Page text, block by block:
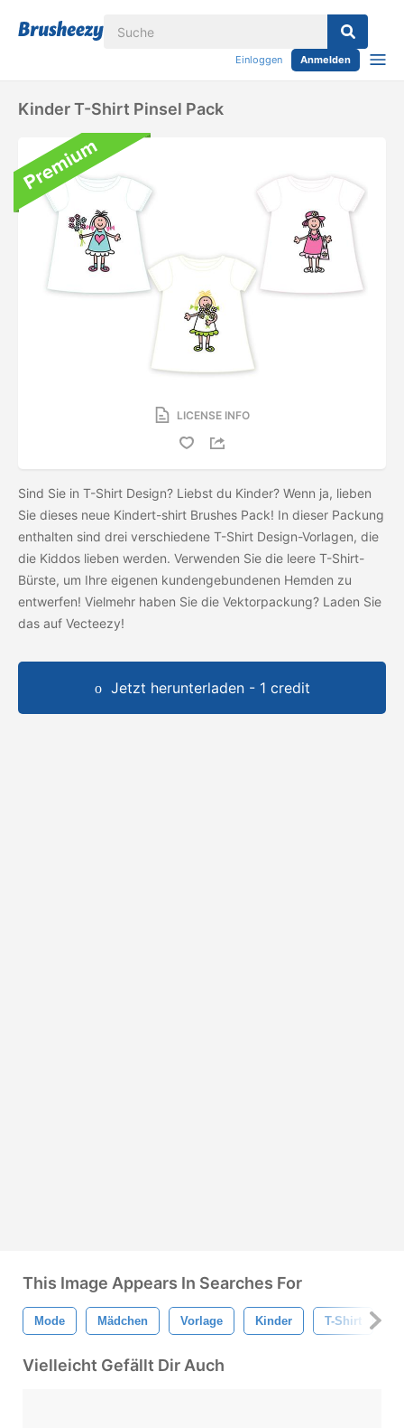
Einloggen Anmelden
Kinder T-Shirt Pinsel Pack
LICENSE INFO
Sind Sie in T-Shirt Design? Liebst du Kinder? Wenn ja, lieben
Sie dieses neue Kindert-shirt Brushes Pack! In dieser Packung
enthalten sind drei verschiedene T-Shirt Design-Vorlagen, die
die Kiddos lieben werden. Verwenden Sie die leere T-Shirt-
Bürste, um Ihre eigenen kundengebundenen Hemden zu
entwerfen! Vielmehr haben Sie die Vektorpackung? Laden Sie
das auf Vecteezy!
Jetzt herunterladen - 1 credit
This Image Appears In Searches For
Mode Mädchen Vorlage Kinder T-Shirt
Vielleicht Gefällt Dir Auch